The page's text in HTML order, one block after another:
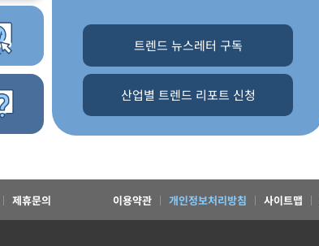
트렌드 뉴스레터 구독
산업별 트렌드 리포트 신청
제휴문의 이용약관 개인정보처리방침 사이트맵